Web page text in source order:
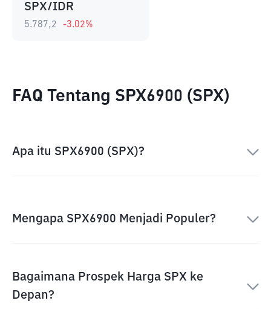
SPX/IDR
5.787,2 -3.02%
FAQ Tentang SPX6900 (SPX)
Apa itu SPX6900 (SPX)?
Mengapa SPX6900 Menjadi Populer?
Bagaimana Prospek Harga SPX ke
Depan?